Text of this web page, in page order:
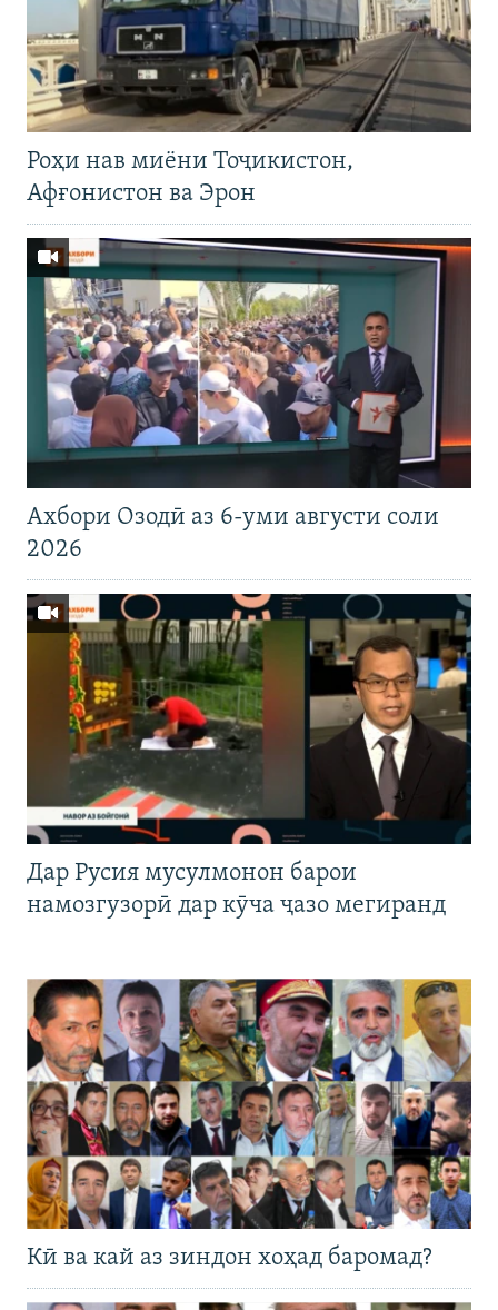
Роҳи нав миёни Тоҷикистон,
Афғонистон ва Эрон
Ахбори Озодӣ аз 6-уми августи соли
2026
Дар Русия мусулмонон барои
намозгузорӣ дар кӯча ҷазо мегиранд
Кӣ ва кай аз зиндон хоҳад баромад?